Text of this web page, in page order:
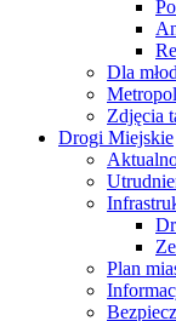
Dla
Zdjęcia
Drogi Miejskie
Plan